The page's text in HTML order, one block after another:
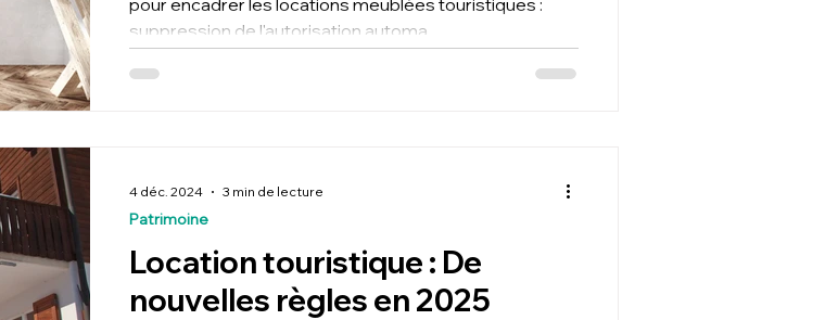
pour encadrer les locations meublées touristiques :
suppression de l'autorisation automa
Location touristique : De
nouvelles règles en 2025
Patrimoine
4 déc. 2024 3 min de lecture